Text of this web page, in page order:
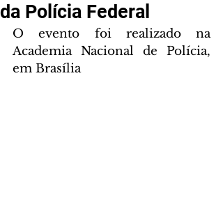
da Polícia Federal
O evento foi realizado na
Academia Nacional de Polícia,
em Brasília